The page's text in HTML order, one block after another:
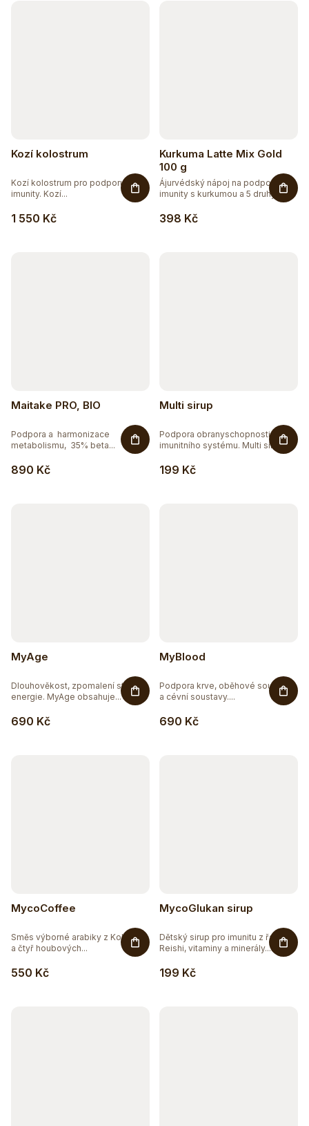
Kozí kolostrum
1 550 Kč
Kozí kolostrum pro podporu
imunity. Kozí...
Kurkuma Latte Mix Gold
100 g
398 Kč
Ájurvédský nápoj na podporu
imunity s kurkumou a 5 druhy...
Maitake PRO, BIO
890 Kč
Podpora a harmonizace
metabolismu, 35% beta...
Multi sirup
199 Kč
Podpora obranyschopnosti a
imunitního systému. Multi sirup
MyAge
690 Kč
Dlouhověkost, zpomalení stárnutí,
energie. MyAge obsahuje...
MyBlood
690 Kč
Podpora krve, oběhové soustavy
a cévní soustavy....
MycoCoffee
550 Kč
Směs výborné arabiky z Kolumbie
a čtyř houbových...
MycoGlukan sirup
199 Kč
Dětský sirup pro imunitu z řas s
Reishi, vitaminy a minerály....